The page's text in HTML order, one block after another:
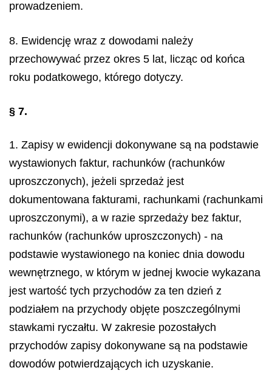
prowadzeniem.
8. Ewidencję wraz z dowodami należy
przechowywać przez okres 5 lat, licząc od końca
roku podatkowego, którego dotyczy.
§ 7.
1. Zapisy w ewidencji dokonywane są na podstawie
wystawionych faktur, rachunków (rachunków
uproszczonych), jeżeli sprzedaż jest
dokumentowana fakturami, rachunkami (rachunkami
uproszczonymi), a w razie sprzedaży bez faktur,
rachunków (rachunków uproszczonych) - na
podstawie wystawionego na koniec dnia dowodu
wewnętrznego, w którym w jednej kwocie wykazana
jest wartość tych przychodów za ten dzień z
podziałem na przychody objęte poszczególnymi
stawkami ryczałtu. W zakresie pozostałych
przychodów zapisy dokonywane są na podstawie
dowodów potwierdzających ich uzyskanie.